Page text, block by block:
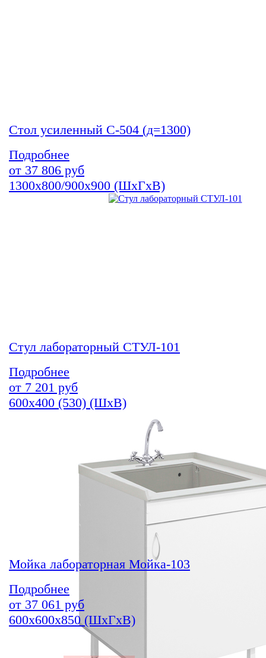
Стол усиленный С-504 (д=1300)
Подробнее
от 37 806 руб
1300х800/900х900 (ШхГхВ)
Стул лабораторный СТУЛ-101
Подробнее
от 7 201 руб
600х400 (530) (ШхВ)
Мойка лабораторная Мойка-103
Подробнее
от 37 061 руб
600х600х850 (ШхГхВ)